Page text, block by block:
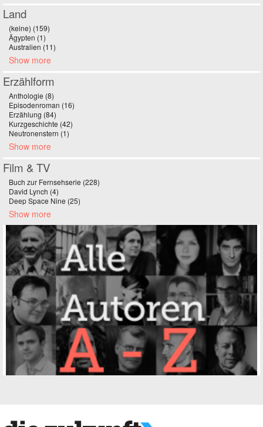
Land
(keine) (159)
Ägypten (1)
Australien (11)
Show more
Erzählform
Anthologie (8)
Episodenroman (16)
Erzählung (84)
Kurzgeschichte (42)
Neutronenstern (1)
Show more
Film & TV
Buch zur Fernsehserie (228)
David Lynch (4)
Deep Space Nine (25)
Show more